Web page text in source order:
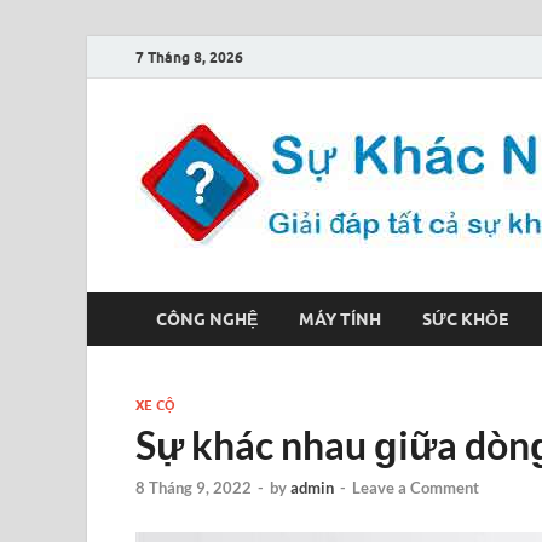
7 Tháng 8, 2026
CÔNG NGHỆ MÁY TÍNH SỨC KHỎE
XE CỘ
Sự khác nhau ɡiữa
8 Tháng 9, 2022 - byadmin - Leave a Comment